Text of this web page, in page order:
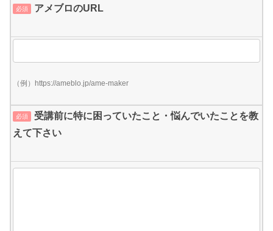
必須 アメブロのURL
（例）https://ameblo.jp/ame-maker
必須
受講前に特に困っていたこと・悩んでいたことを教
えて下さい